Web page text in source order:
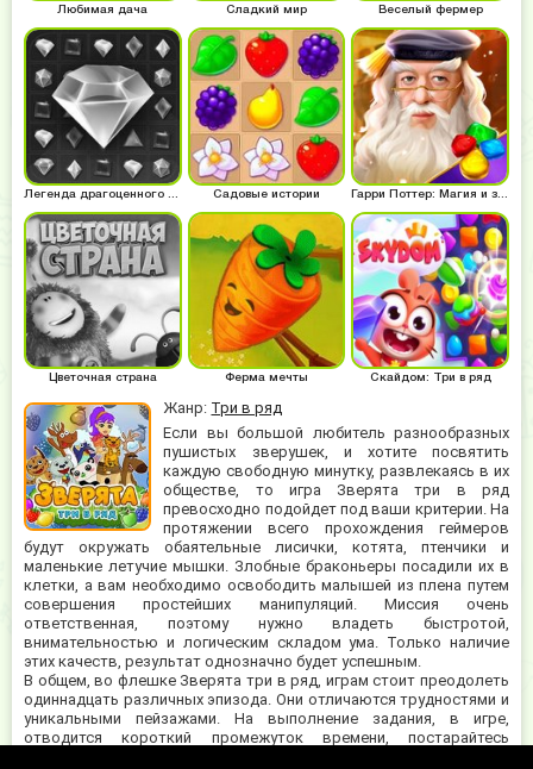
Жанр: Три в ряд
Если вы большой любитель разнообразных
пушистых зверушек, и хотите посвятить
каждую свободную минутку, развлекаясь в их
обществе, то игра Зверята три в ряд
превосходно подойдет под ваши критерии. На
протяжении всего прохождения геймеров
будут окружать обаятельные лисички, котята, птенчики и
маленькие летучие мышки. Злобные браконьеры посадили их в
клетки, а вам необходимо освободить малышей из плена путем
совершения простейших манипуляций. Миссия очень
ответственная, поэтому нужно владеть быстротой,
внимательностью и логическим складом ума. Только наличие
этих качеств, результат однозначно будет успешным.
В общем, во флешке Зверята три в ряд, играм стоит преодолеть
одиннадцать различных эпизода. Они отличаются трудностями и
уникальными пейзажами. На выполнение задания, в игре,
отводится короткий промежуток времени, постарайтесь
Любимая дача Сладкий мир Веселый фермер
Садовые истории
Цветочная страна Ферма мечты Скайдом: Три в ряд